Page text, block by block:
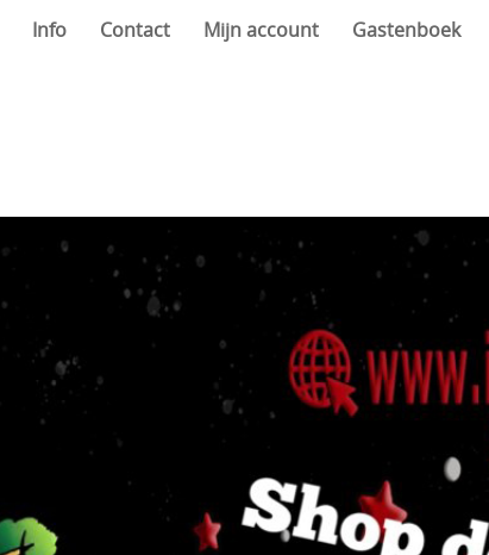
Info Contact Mijn account Gastenboek